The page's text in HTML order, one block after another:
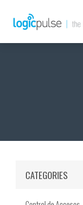
CATEGORIES